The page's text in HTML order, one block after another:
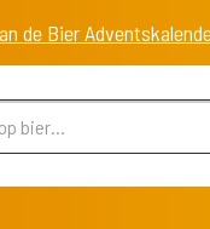
de Bier